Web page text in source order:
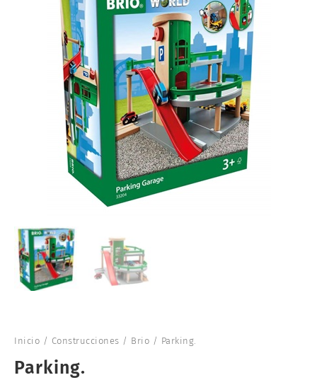
Inicio / Construcciones / Brio / Parking.
Parking.